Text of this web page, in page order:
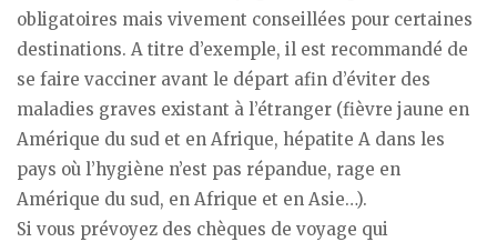
obligatoires mais vivement conseillées pour certaines
destinations. A titre d’exemple, il est recommandé de
se faire vacciner avant le départ afin d’éviter des
maladies graves existant à l’étranger (fièvre jaune en
Amérique du sud et en Afrique, hépatite A dans les
pays où l’hygiène n’est pas répandue, rage en
Amérique du sud, en Afrique et en Asie…).
Si vous prévoyez des chèques de voyage qui